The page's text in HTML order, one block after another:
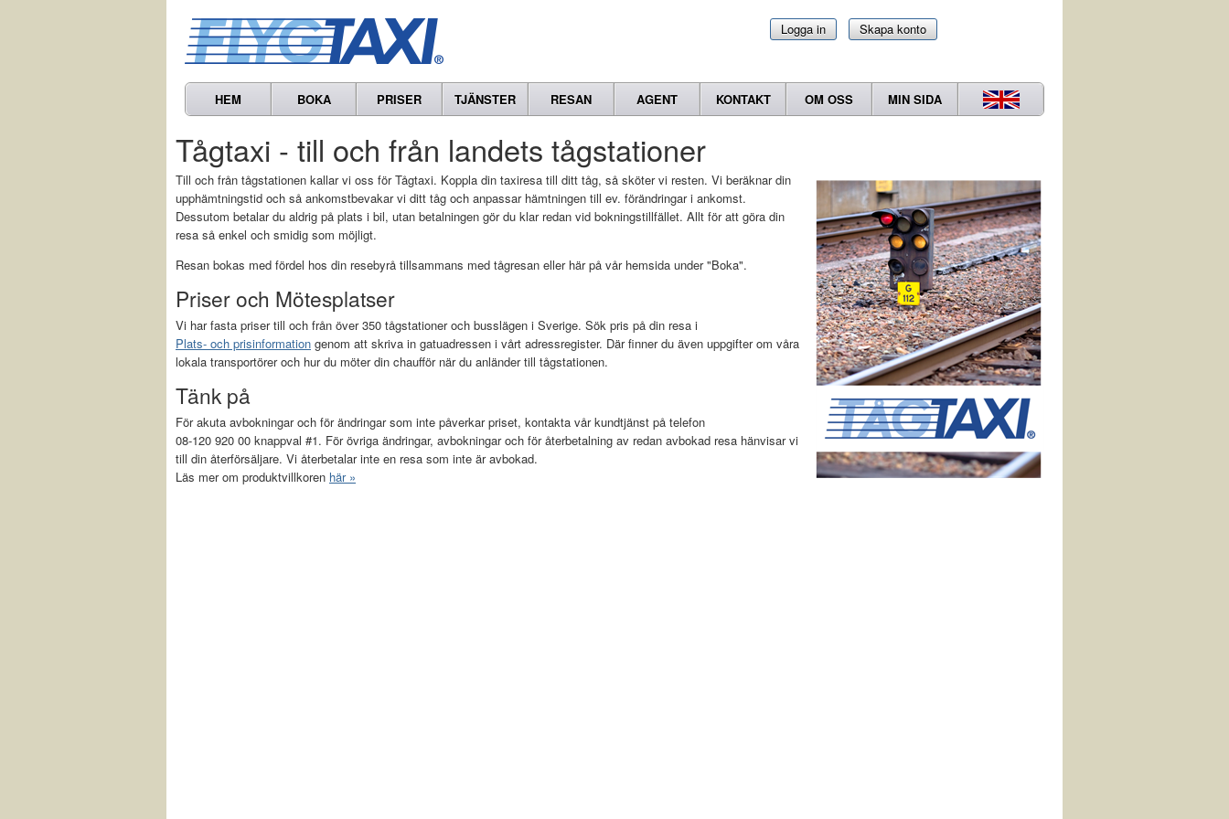
Logga in Skapa konto
HEM BOKA PRISER TJÄNSTER RESAN AGENT KONTAKT OM OSS MIN SIDA
Tågtaxi - till och från landets tågstationer
Till och från tågstationen kallar vi oss för Tågtaxi. Koppla din taxiresa till ditt tåg, så sköter vi resten. Vi beräknar din
upphämtningstid och så ankomstbevakar vi ditt tåg och anpassar hämtningen till ev. förändringar i ankomst.
Dessutom betalar du aldrig på plats i bil, utan betalningen gör du klar redan vid bokningstillfället. Allt för att göra din
resa så enkel och smidig som möjligt.
Resan bokas med fördel hos din resebyrå tillsammans med tågresan eller här på vår hemsida under "Boka".
Priser och Mötesplatser
Vi har fasta priser till och från över 350 tågstationer och busslägen i Sverige. Sök pris på din resa i
Plats- och prisinformation genom att skriva in gatuadressen i vårt adressregister. Där finner du även uppgifter om våra
lokala transportörer och hur du möter din chaufför när du anländer till tågstationen.
Tänk på
För akuta avbokningar och för ändringar som inte påverkar priset, kontakta vår kundtjänst på telefon
08-120 920 00 knappval #1. För övriga ändringar, avbokningar och för återbetalning av redan avbokad resa hänvisar vi
till din återförsäljare. Vi återbetalar inte en resa som inte är avbokad.
Läs mer om produktvillkoren här »